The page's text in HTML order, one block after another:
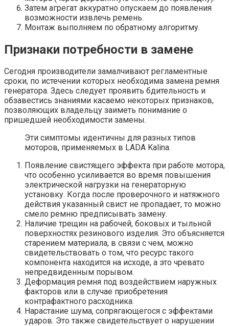
Затем агрегат аккуратно опускаем до появления
возможности извлечь ремень.
Монтаж выполняем по обратному алгоритму.
Признаки потребности в замене
Сегодня производители замалчивают регламентные
сроки, по истечении которых необходима замена ремня
генератора. Здесь следует проявить бдительность и
обзавестись знаниями касаемо некоторых признаков,
позволяющих владельцу заиметь понимание о
пришедшей необходимости замены.
Эти симптомы идентичны для разных типов
моторов, применяемых в LADA Kalina.
Появление свистящего эффекта при работе мотора,
что особенно усиливается во время повышения
электрической нагрузки на генераторную
установку. Когда после проверочного и натяжного
действия указанный свист не пропадает, то можно
смело ремню предписывать замену.
Наличие трещин на рабочей, боковых и тыльной
поверхностях резинового изделия. Это объясняется
старением материала, в связи с чем, можно
свидетельствовать о том, что ресурс такого
компонента находится на исходе, а это чревато
непредвиденным порывом.
Деформация ремня под воздействием наружных
факторов или в случае приобретения
контрафактного расходника.
Нарастание шума, сопрягающегося с эффектами
ударов. Это также свидетельствует о нарушении